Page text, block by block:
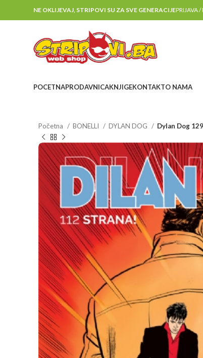
NE OKLIJEVAJ, STRIPOVI SU ZA SVE GENERACIJEPRIJAVA /
POCETNAPRODAVNICAKNJIGEKONTAKTO NAMA
Početna BONELLI DYLAN DOG Dylan Dog